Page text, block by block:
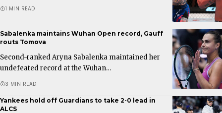
1 MIN READ
Sabalenka maintains Wuhan Open record, Gauff
routs Tomova
Second-ranked Aryna Sabalenka maintained her
undefeated record at the Wuhan…
3 MIN READ
Yankees hold off Guardians to take 2-0 lead in
ALCS